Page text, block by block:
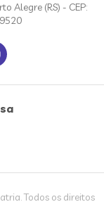
Alegre (RS) - CEP:
Todos os direitos